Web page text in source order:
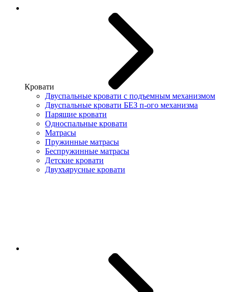
Кровати
Двуспальные кровати с подъемным механизмом
Двуспальные кровати БЕЗ п-ого механизма
Парящие кровати
Односпальные кровати
Матрасы
Пружинные матрасы
Беспружинные матрасы
Детские кровати
Двухъярусные кровати